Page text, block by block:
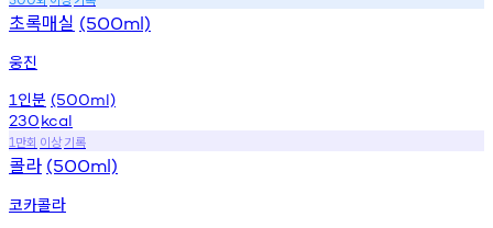
초록매실 (500ml)
웅진
1 인분 (500ml)
230kcal
1 만회 이상기록
콜라 (500ml)
코카콜라